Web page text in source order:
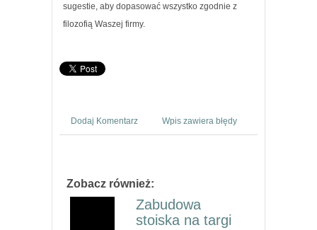
sugestie, aby dopasować wszystko zgodnie z
filozofią Waszej firmy.
Dodaj Komentarz Wpis zawiera błędy
Zobacz również:
Zabudowa
stoiska na targi